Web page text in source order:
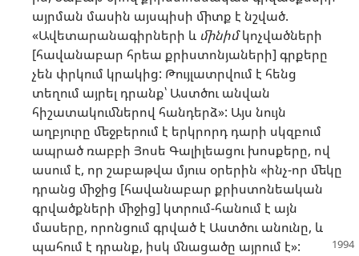
այրման մասին այսպիսի միտք է նշված.
«Ավետարանագիրների և մինիմկոչվածների
[հավանաբար հրեա քրիստոնյաների] գրքերը
չեն փրկում կրակից: Թույլատրվում է հենց
տեղում այրել դրանք՝ Աստծու անվան
հիշատակումներով հանդերձ»: Այս նույն
աղբյուրը մեջբերում է երկրորդ դարի սկզբում
ապրած ռաբբի Յոսե Գալիլեացու խոսքերը, ով
ասում է, որ շաբաթվա մյուս օրերին «ինչ-որ մեկը
դրանց միջից [հավանաբար քրիստոնեական
գրվածքների միջից] կտրում-հանում է այն
մասերը, որոնցում գրված է Աստծու անունը, և
պահում է դրանք, իսկ մնացածը այրում է»: